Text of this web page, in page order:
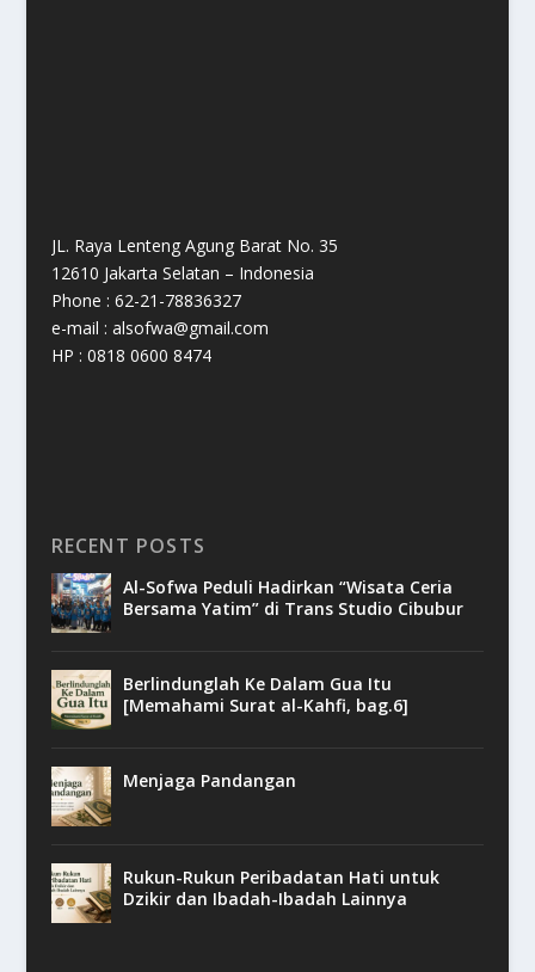
JL. Raya Lenteng Agung Barat No. 35
12610 Jakarta Selatan – Indonesia
Phone : 62-21-78836327
e-mail : alsofwa@gmail.com
HP : 0818 0600 8474
RECENT POSTS
Al-Sofwa Peduli Hadirkan “Wisata Ceria
Bersama Yatim” di Trans Studio Cibubur
Berlindunglah Ke Dalam Gua Itu
[Memahami Surat al-Kahfi, bag.6]
Menjaga Pandangan
Rukun-Rukun Peribadatan Hati untuk
Dzikir dan Ibadah-Ibadah Lainnya